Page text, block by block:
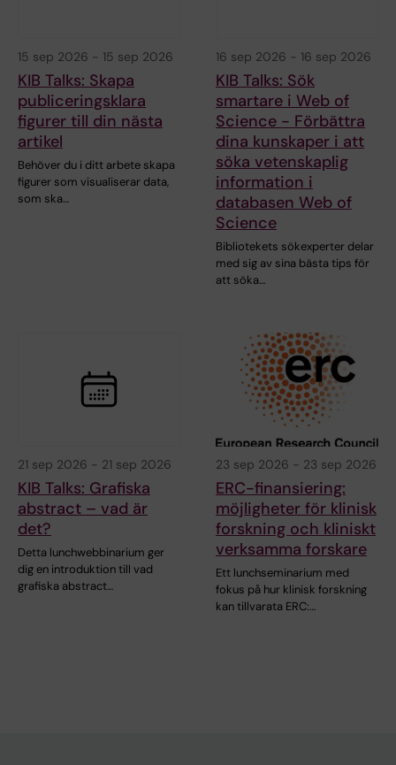
15 sep 2026 - 15 sep 2026
KIB Talks: Skapa
publiceringsklara
figurer till din nästa
artikel
Behöver du i ditt arbete skapa
figurer som visualiserar data,
som ska…
16 sep 2026 - 16 sep 2026
KIB Talks: Sök
smartare i Web of
Science - Förbättra
dina kunskaper i att
söka vetenskaplig
information i
databasen Web of
Science
Bibliotekets sökexperter delar
med sig av sina bästa tips för
att söka…
21 sep 2026 - 21 sep 2026
KIB Talks: Grafiska
abstract – vad är
det?
Detta lunchwebbinarium ger
dig en introduktion till vad
grafiska abstract…
23 sep 2026 - 23 sep 2026
ERC-finansiering:
möjligheter för klinisk
forskning och kliniskt
verksamma forskare
Ett lunchseminarium med
fokus på hur klinisk forskning
kan tillvarata ERC:…